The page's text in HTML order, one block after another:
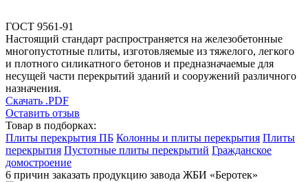
ГОСТ 9561-91
Настоящий стандарт распространяется на железобетонные
многопустотные плиты, изготовляемые из тяжелого, легкого
и плотного силикатного бетонов и предназначаемые для
несущей части перекрытий зданий и сооружений различного
назначения.
Скачать .PDF
Оставить отзыв
Товар в подборках:
Плиты перекрытия ПБ Колонны и плиты перекрытия Плиты
перекрытия Пустотные плиты перекрытий Гражданское
домостроение
6 причин заказать продукцию завода ЖБИ «Беротек»